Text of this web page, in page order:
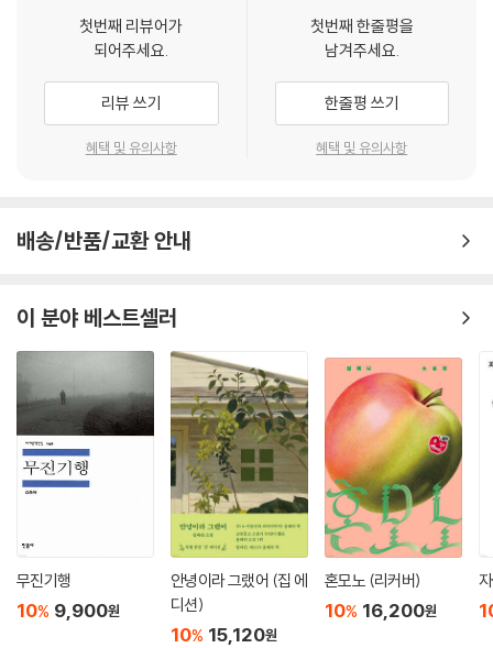
첫번째 리뷰어가
되어주세요.
리뷰 쓰기
혜택 및 유의사항
첫번째 한줄평을
남겨주세요.
한줄평 쓰기
혜택 및 유의사항
배송/반품/교환 안내
이 분야 베스트셀러
무진기행
10% 9,900원
안녕이라 그랬어 (집 에
디션)
10% 15,120원
혼모노 (리커버)
10% 16,200원